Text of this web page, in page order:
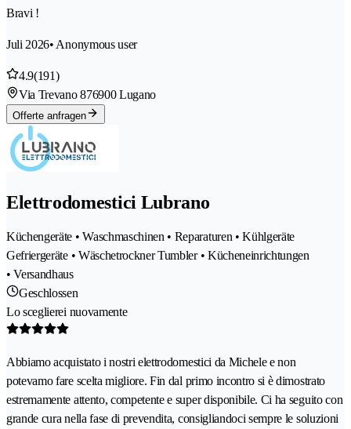
Bravi !
Juli 2026• Anonymous user
4.9(191)
Via Trevano 876900 Lugano
Offerte anfragen
Elettrodomestici Lubrano
Küchengeräte • Waschmaschinen • Reparaturen • Kühlgeräte
Gefriergeräte • Wäschetrockner Tumbler • Kücheneinrichtungen
• Versandhaus
Geschlossen
Lo sceglierei nuovamente
Abbiamo acquistato i nostri elettrodomestici da Michele e non
potevamo fare scelta migliore. Fin dal primo incontro si è dimostrato
estremamente attento, competente e super disponibile. Ci ha seguito con
grande cura nella fase di prevendita, consigliandoci sempre le soluzioni